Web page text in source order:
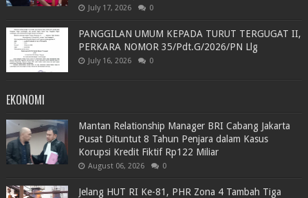
July 17, 2026 0
PANGGILAN UMUM KEPADA TURUT TERGUGAT II,
PERKARA NOMOR 35/Pdt.G/2026/PN Llg
July 16, 2026 0
EKONOMI
Mantan Relationship Manager BRI Cabang Jakarta
Pusat Dituntut 8 Tahun Penjara dalam Kasus
Korupsi Kredit Fiktif Rp122 Miliar
August 06, 2026 0
Jelang HUT RI Ke-81, PHR Zona 4 Tambah Tiga